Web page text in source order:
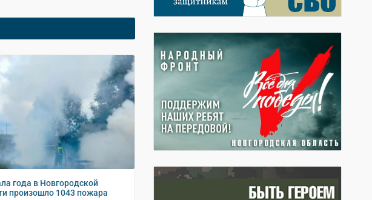
года в Новгородской
произошло 1043 пожара